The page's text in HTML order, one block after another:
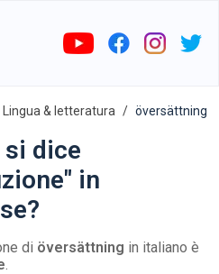
Lingua & letteratura översättning
si dice
in
di översättning in italiano è
.